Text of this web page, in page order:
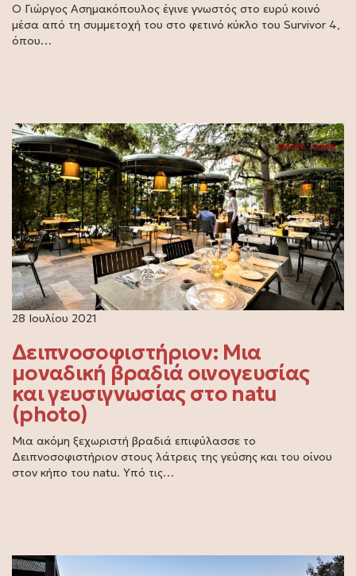
Ο Γιώργος Ασημακόπουλος έγινε γνωστός στο ευρύ κοινό
μέσα από τη συμμετοχή του στο φετινό κύκλο του Survivor 4,
όπου…
28 Ιουλίου 2021
Δειπνοσοφιστήριον: Μια
μοναδική βραδιά οινογευσίας
και γευσιγνωσίας στο natu
(photo)
Μια ακόμη ξεχωριστή βραδιά επιφύλασσε το
Δειπνοσοφιστήριον στους λάτρεις της γεύσης και του οίνου
στον κήπο του natu. Υπό τις…